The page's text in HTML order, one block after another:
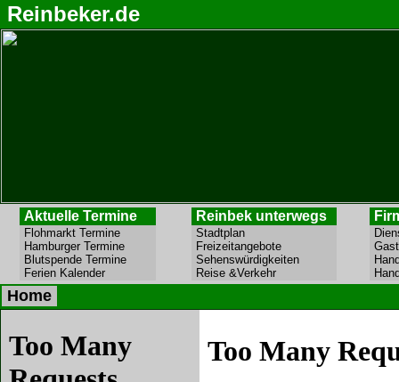
Reinbeker.de
Aktuelle Termine Reinbek unterwegs
Flohmarkt Termine
Hamburger Termine
Blutspende Termine
Ferien Kalender
Stadtplan
Freizeitangebote
Sehenswürdigkeiten
Reise &Verkehr
Home